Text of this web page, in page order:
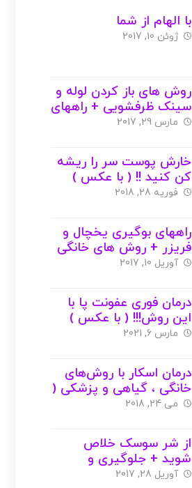
با الهام از شما
ژوئن 10, 2017
روش های باز کردن لوله و
سینک ظرفشویی + راههای
خانگی ( با عکس )
مارس 29, 2017
خارش پوست سر را ریشه
کن کنید !! ( با عکس )
فوریه 28, 2018
راههای بوگیری یخچال و
فریزر + روش های خانگی
( با عکس )
آوریل 10, 2017
درمان فوری عفونت پا با
این روش!!! ( با عکس )
مارس 6, 2021
درمان اسکار با روش‌های
خانگی ، گیاهی و پزشکی (
با عکس )
می 24, 2018
از شر سوسک خلاص
شوید + جلوگیری و
کشتن سوسک ( با عکس )
آوریل 28, 2017